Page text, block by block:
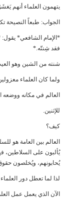
يتهمون العلماء أنهم
الجواب: طبعاً النصيحة
*الإمام الشافعي*
فقد شِنتّه.*
شنته من الشين وهو
ولما كان العلماء
العالم في مكانه ووضعه
للإثنين.
كيف؟
العالم بين العامة هو
يُألبون على السلاطين،
يُحابونهم، ويُخلصون
لذا لما تعطل دور
الآن الذي يعمل عمل